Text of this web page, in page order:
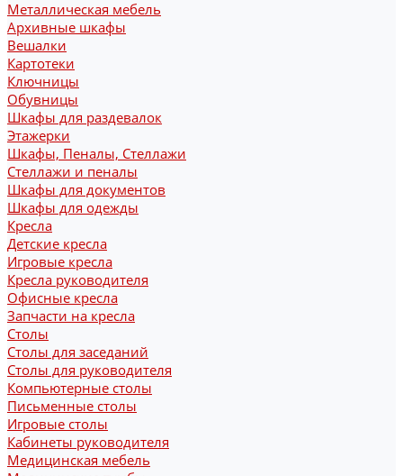
Металлическая мебель
Архивные шкафы
Вешалки
Картотеки
Ключницы
Обувницы
Шкафы для раздевалок
Этажерки
Шкафы, Пеналы, Стеллажи
Стеллажи и пеналы
Шкафы для документов
Шкафы для одежды
Кресла
Детские кресла
Игровые кресла
Кресла руководителя
Офисные кресла
Запчасти на кресла
Столы
Столы для заседаний
Столы для руководителя
Компьютерные столы
Письменные столы
Игровые столы
Кабинеты руководителя
Медицинская мебель